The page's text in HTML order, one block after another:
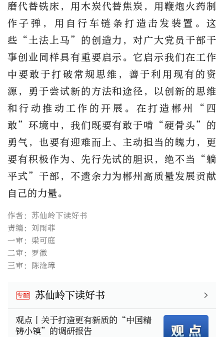
磨代替铣床，用木炭代替焦炭，用鞭炮火药制
作子弹，用自行车链条打造击发装置。这
些“土法上马”的创造力，对广大党员干部干
事创业同样具有重要启示。它启示我们在工作
中要敢于打破常规思维，善于利用现有的资
源，勇于尝试新的方法和途径，以创新的思维
和行动推动工作的开展。在打造郴州“四
敢”环境中，我们既要有敢于啃“硬骨头”的
勇气，也要有迎难而上、主动担当的魄力，更
要有积极作为、先行先试的胆识，绝不当“躺
平式”干部，不遗余力为郴州高质量发展贡献
自己的力量。
作者：苏仙岭下读好书
责编：刘雨菲
一审：梁可庭
二审：罗徽
三审：陈淦璋
专题 苏仙岭下读好书
观点丨关于打造更有新质的“中国精
铸小镇”的调研报告